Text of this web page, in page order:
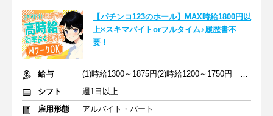
【パチンコ123のホール】MAX時給1800円以
上×スキマバイトorフルタイム♪履歴書不
要！
給与
(1)時給1300～1875円(2)時給1200～1750円 ※深夜手当含む
シフト
週1日以上
雇用形態
アルバイト・パート